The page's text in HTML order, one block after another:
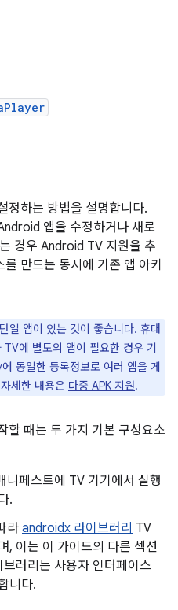
정하는 방법을 설명합니다.
앱을 수정하거나 새로
경우 Android TV 지원을 추
만드는 동시에 기존 앱 아키
일 앱이 있는 것이 좋습니다. 휴대
에 별도의 앱이 필요한 경우 기
동일한 등록정보로 여러 앱을 게
세한 내용은 다중 APK 지원.
할 때는 두 가지 기본 구성요소
니페스트에 TV 기기에서 실행
.
라 androidx 라이브러리 TV
, 이는 이 가이드의 다른 섹션
러리는 사용자 인터페이스
니다.